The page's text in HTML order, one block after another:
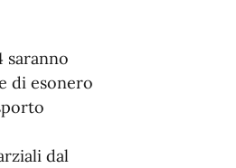
saranno
di esonero
dal